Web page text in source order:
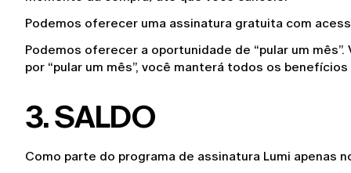
Podemos oferecer uma assinatura gratuita com
Podemos oferecer a oportunidade de “pular um
por “pular um mês”, você manterá todos os
3. SALDO
Como parte do programa de assinatura Lumi apenas